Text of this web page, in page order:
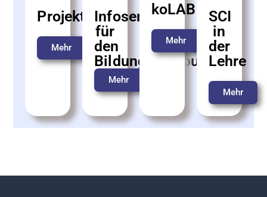
Projekte
Mehr
Infoservice
für
den
Bildungscampus
Mehr
koLAB
Mehr
SCI
in
der
Lehre
Mehr